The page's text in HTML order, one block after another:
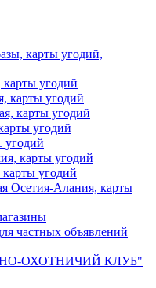
карты угодий,
угодий
карты угодий
карты угодий
угодий
карты угодий
угодий
Осетия-Алания, карты
частных объявлений
ОХОТНИЧИЙ КЛУБ"